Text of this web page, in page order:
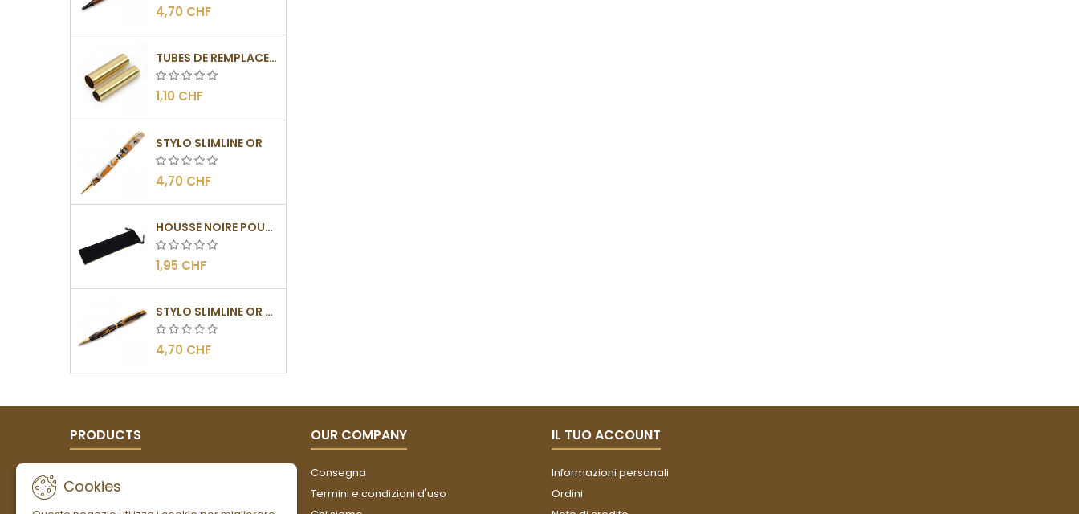
4,70 CHF
TUBES DE REMPLACEMENT POUR MÉCANISMES SLIMLINE
1,10 CHF
STYLO SLIMLINE OR
4,70 CHF
HOUSSE NOIRE POUR STYLOS
1,95 CHF
STYLO SLIMLINE OR - BARRETTE PLATE
4,70 CHF
PRODUCTS
Nuovi prodotti
OUR COMPANY
Consegna
Termini e condizioni d'uso
IL TUO ACCOUNT
Informazioni personali
Ordini
Cookies